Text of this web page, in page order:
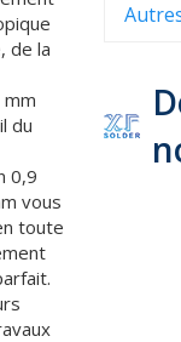
de la
du
0,9
vous
toute